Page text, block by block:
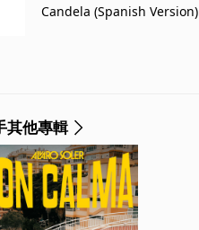
Candela (Spanish Version)
其他專輯